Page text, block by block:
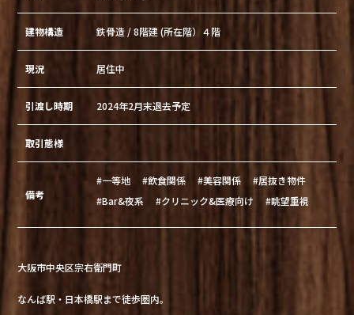
建物構造 鉄骨造 / 8階建 (所在階）４階
現況 居住中
引渡し時期 2024年2月末退去予定
取引態様
備考
#一等地 #飲食関係 #美容関係
#居抜き物件
#Bar&夜系
#クリニック&医療向け #眺望重視
大阪市中央区宗右衛門町
なんば駅・日本橋駅まで徒歩圏内。